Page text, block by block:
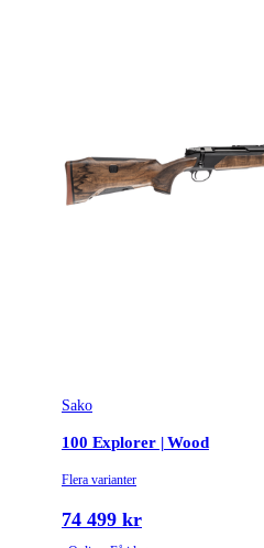
Sako
100 Explorer | Wood
Flera varianter
74 499 kr